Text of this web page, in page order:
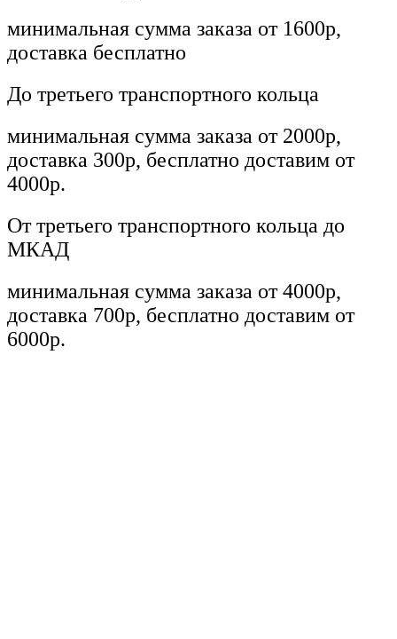
минимальная сумма заказа от 1600р,
доставка бесплатно
До третьего транспортного кольца
минимальная сумма заказа от 2000р,
доставка 300р, бесплатно доставим от
4000р.
От третьего транспортного кольца до
МКАД
минимальная сумма заказа от 4000р,
доставка 700р, бесплатно доставим от
6000р.